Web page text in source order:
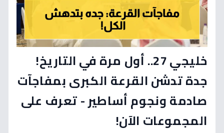
خليجي 27.. أول مرة في التاريخ!
جدة تدشن القرعة الكبرى بمفاجآت
صادمة ونجوم أساطير - تعرف على
المجموعات الآن!